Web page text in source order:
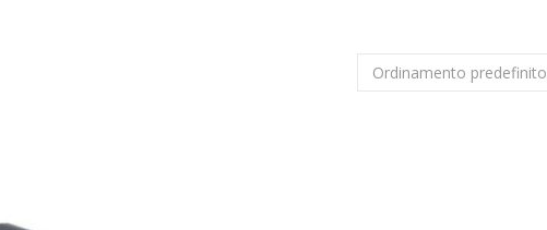
Ordinamento predefinito